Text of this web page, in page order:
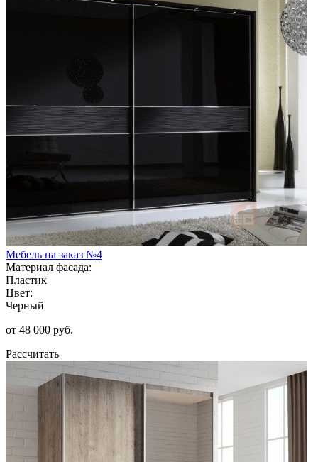
Мебель на заказ №4
Материал фасада:
Пластик
Цвет:
Черный
от 48 000 руб.
Рассчитать